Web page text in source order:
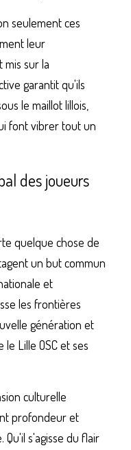
seulement ces
leur
mis sur la
garantit qu'ils
le maillot lillois,
font vibrer tout un
des joueurs
quelque chose de
un but commun
et
les frontières
génération et
Lille OSC et ses
culturelle
profondeur et
s'agisse du flair